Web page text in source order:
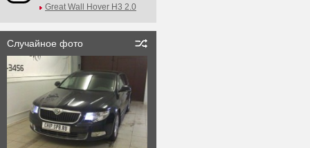
Great Wall Hover H3 2.0
Случайное фото